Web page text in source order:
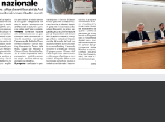
Il Resto del Carlino 21.04.24